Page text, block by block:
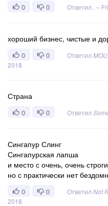
0 0 Ответил –
хороший бизнес, чистые и
0 0 Ответил
2018
Страна
0 0 Ответил
Сингапур Слинг
Сингапурская лапша
и место с очень, очень
но с практически нет
0 0 Ответил Not
2018